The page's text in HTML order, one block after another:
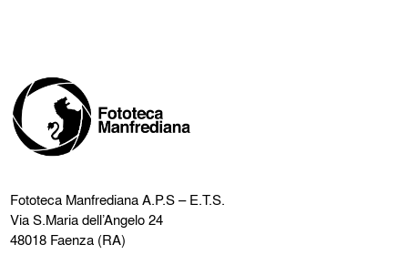
Fototeca ManfredianaA.P.S – E.T.S.
Via S.Maria dell’Angelo 24
48018 Faenza (RA)